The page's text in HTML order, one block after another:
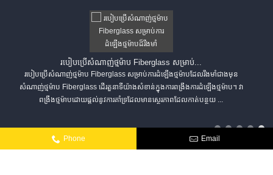
របៀបប្រើសំណាញ់ថ្មម៉ាប Fiberglass សម្រាប់...
របៀបប្រើសំណាញ់ថ្មម៉ាប Fiberglass សម្រាប់ការដំឡើងថ្មម៉ាបដែលរឹងមាំជាងមុន
សំណាញ់ថ្មម៉ាប Fiberglass ដើរតួនាទីយ៉ាងសំខាន់ក្នុងការពង្រឹងការដំឡើងថ្មម៉ាប។ វា
ពង្រឹងថ្មម៉ាបដោយផ្តល់នូវការគាំទ្រដែលមានស្ថេរភាពដែលកាត់បន្ថយ ...